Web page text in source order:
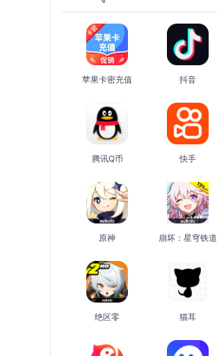
苹果卡密充值 抖音
腾讯Q币 快手
原神 崩坏：星穹铁道
绝区零 猫耳